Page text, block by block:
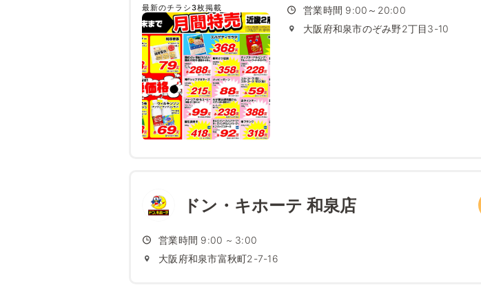
最新のチラシ3枚掲載
営業時間 9:00～20:00
大阪府和泉市のぞみ野2丁目3-10
ドン・キホーテ 和泉店
営業時間 9:00 ~ 3:00
大阪府和泉市富秋町2-7-16